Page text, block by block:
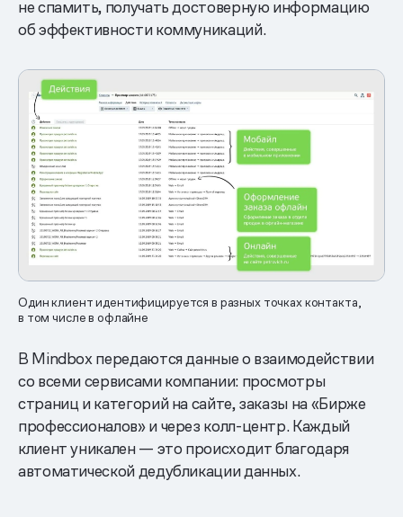
не спамить, получать достоверную информацию
об эффективности коммуникаций.
Один клиент идентифицируется в разных точках контакта,
в том числе в офлайне
В Mindbox передаются данные о взаимодействии
со всеми сервисами компании: просмотры
страниц и категорий на сайте, заказы на «Бирже
профессионалов» и через колл-центр. Каждый
клиент уникален — это происходит благодаря
автоматической дедубликации данных.